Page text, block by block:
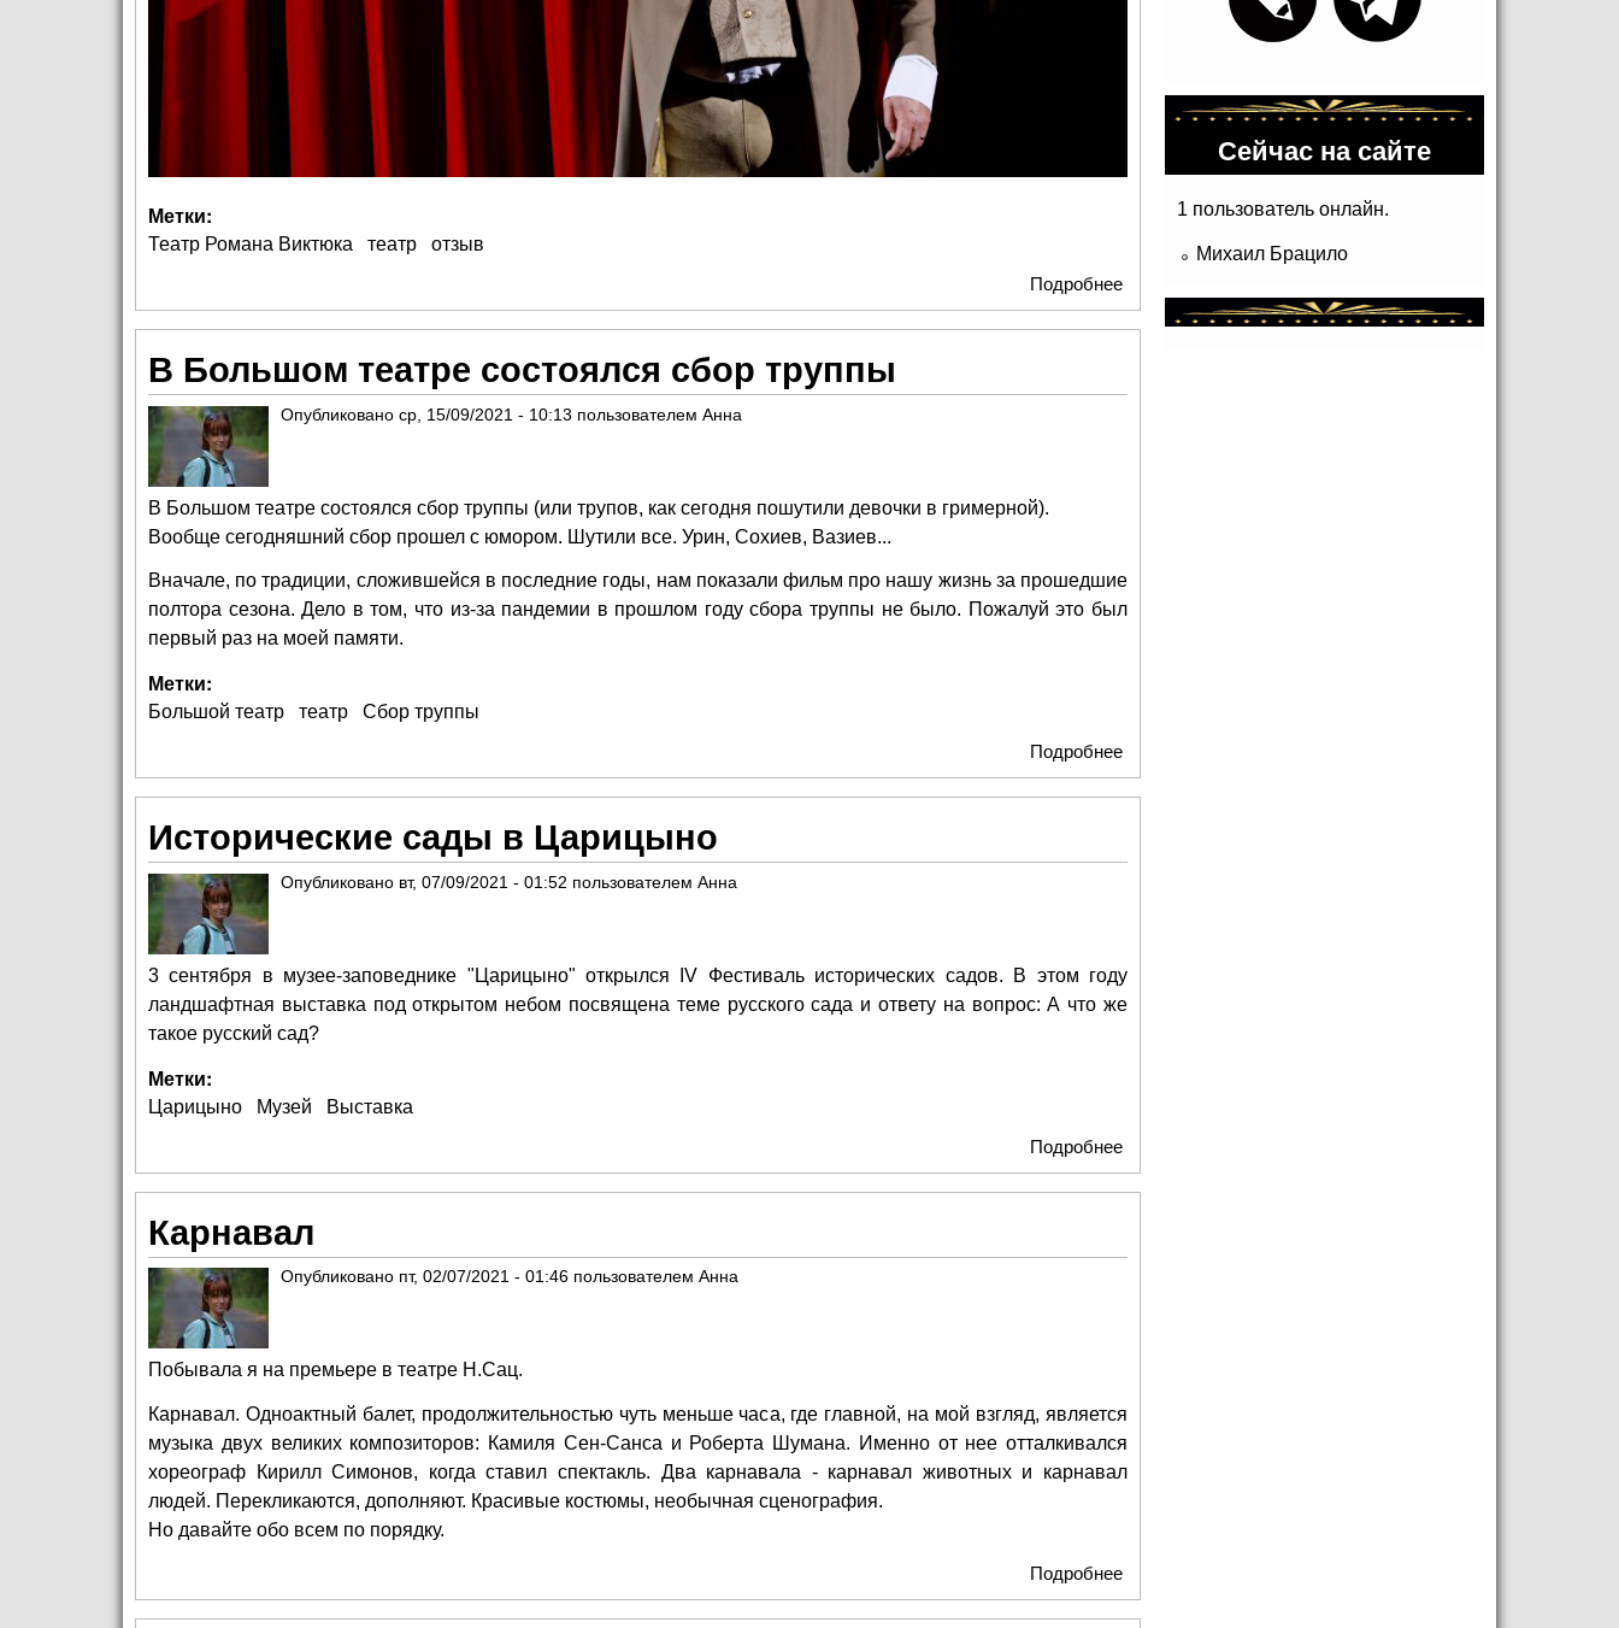
Метки:
Театр Романа Виктюка театр
отзыв
Подробнее
В Большом театре состоялся сбор труппы
Опубликовано ср, 15/09/2021 - 10:13 пользователем Анна
В Большом театре состоялся сбор труппы (или трупов, как сегодня пошутили девочки в гримерной).
Вообще сегодняшний сбор прошел с юмором. Шутили все. Урин, Сохиев, Вазиев...
Вначале, по традиции, сложившейся в последние годы, нам показали фильм про нашу жизнь за прошедшие
полтора сезона. Дело в том, что из-за пандемии в прошлом году сбора труппы не было. Пожалуй это был
первый раз на моей памяти.
Метки:
Большой театр театр
Сбор труппы
Подробнее
Исторические сады в Царицыно
Опубликовано вт, 07/09/2021 - 01:52 пользователем Анна
3 сентября в музее-заповеднике "Царицыно" открылся IV Фестиваль исторических садов. В этом году
ландшафтная выставка под открытом небом посвящена теме русского сада и ответу на вопрос: А что же
такое русский сад?
Метки:
Царицыно Музей
Выставка
Подробнее
Карнавал
Опубликовано пт, 02/07/2021 - 01:46 пользователем Анна
Побывала я на премьере в театре Н.Сац.
Карнавал. Одноактный балет, продолжительностью чуть меньше часа, где главной, на мой взгляд, является
музыка двух великих композиторов: Камиля Сен-Санса и Роберта Шумана. Именно от нее отталкивался
хореограф Кирилл Симонов, когда ставил спектакль. Два карнавала - карнавал животных и карнавал
людей. Перекликаются, дополняют. Красивые костюмы, необычная сценография.
Но давайте обо всем по порядку.
Подробнее
Сейчас на сайте
1 пользователь онлайн.
Михаил Брацило